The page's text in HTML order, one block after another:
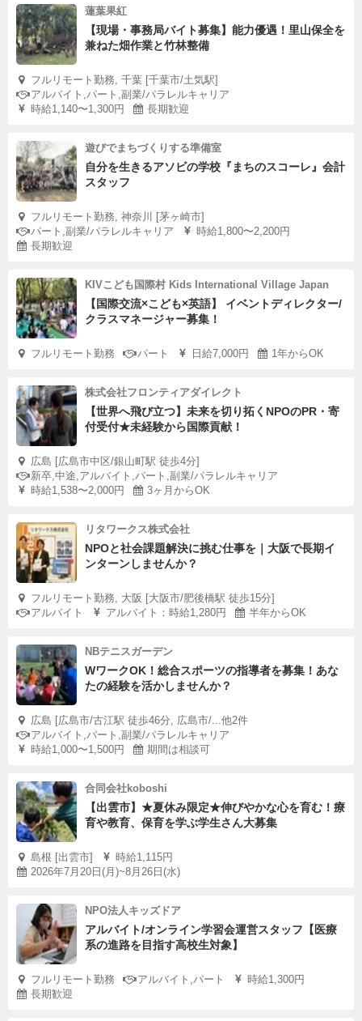
蓮葉果紅
【現場・事務局バイト募集】能力優遇！里山保全を
兼ねた畑作業と竹林整備
フルリモート勤務, 千葉 [千葉市/土気駅]
アルバイト,パート,副業/パラレルキャリア
時給1,140〜1,300円
長期歓迎
遊びでまちづくりする準備室
自分を生きるアソビの学校『まちのスコーレ』会計
スタッフ
フルリモート勤務, 神奈川 [茅ヶ崎市]
パート,副業/パラレルキャリア
時給1,800〜2,200円
長期歓迎
KIVこども国際村 Kids International Village Japan
【国際交流×こども×英語】 イベントディレクター/
クラスマネージャー募集！
フルリモート勤務 パート 日給7,000円 1年からOK
株式会社フロンティアダイレクト
【世界へ飛び立つ】未来を切り拓くNPOのPR・寄
付受付★未経験から国際貢献！
広島 [広島市中区/銀山町駅 徒歩4分]
新卒,中途,アルバイト,パート,副業/パラレルキャリア
時給1,538〜2,000円
3ヶ月からOK
リタワークス株式会社
NPOと社会課題解決に挑む仕事を｜大阪で長期イ
ンターンしませんか？
フルリモート勤務, 大阪 [大阪市/肥後橋駅 徒歩15分]
アルバイト
アルバイト：時給1,280円 半年からOK
NBテニスガーデン
WワークOK！総合スポーツの指導者を募集！あな
たの経験を活かしませんか？
広島 [広島市/古江駅 徒歩46分, 広島市/...他2件
アルバイト,パート,副業/パラレルキャリア
時給1,000〜1,500円
期間は相談可
合同会社koboshi
【出雲市】★夏休み限定★伸びやかな心を育む！療
育や教育、保育を学ぶ学生さん大募集
島根 [出雲市]
時給1,115円
2026年7月20日(月)~8月26日(水)
NPO法人キッズドア
アルバイト/オンライン学習会運営スタッフ【医療
系の進路を目指す高校生対象】
フルリモート勤務 アルバイト,パート
時給1,300円
長期歓迎